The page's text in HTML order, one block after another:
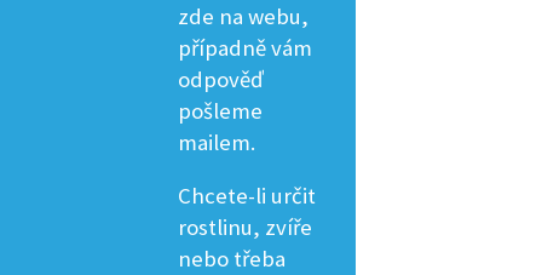
zde na webu,
případně vám
odpověď
pošleme
mailem.
Chcete-li určit
rostlinu, zvíře
nebo třeba